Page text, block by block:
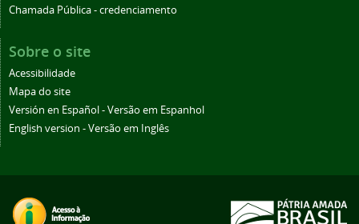
Chamada Pública - credenciamento
Sobre o site
Acessibilidade
Mapa do site
Versión en Español - Versão em Espanhol
English version - Versão em Inglês